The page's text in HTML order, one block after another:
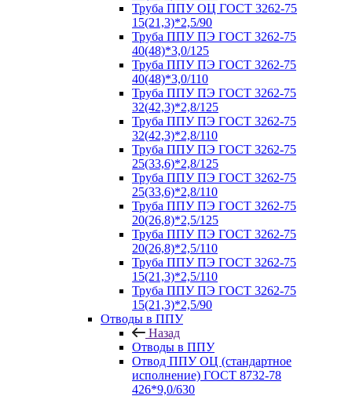
Труба ППУ ОЦ ГОСТ 3262-75
15(21,3)*2,5/90
Труба ППУ ПЭ ГОСТ 3262-75
40(48)*3,0/125
Труба ППУ ПЭ ГОСТ 3262-75
40(48)*3,0/110
Труба ППУ ПЭ ГОСТ 3262-75
32(42,3)*2,8/125
Труба ППУ ПЭ ГОСТ 3262-75
32(42,3)*2,8/110
Труба ППУ ПЭ ГОСТ 3262-75
25(33,6)*2,8/125
Труба ППУ ПЭ ГОСТ 3262-75
25(33,6)*2,8/110
Труба ППУ ПЭ ГОСТ 3262-75
20(26,8)*2,5/125
Труба ППУ ПЭ ГОСТ 3262-75
20(26,8)*2,5/110
Труба ППУ ПЭ ГОСТ 3262-75
15(21,3)*2,5/110
Труба ППУ ПЭ ГОСТ 3262-75
15(21,3)*2,5/90
Отводы в ППУ
Назад
Отводы в ППУ
Отвод ППУ ОЦ (стандартное
исполнение) ГОСТ 8732-78
426*9,0/630